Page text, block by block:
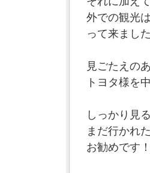
外での観光
って来ました
見ごたえの
トヨタ様を
しっかり見
まだ行かれ
お勧めです